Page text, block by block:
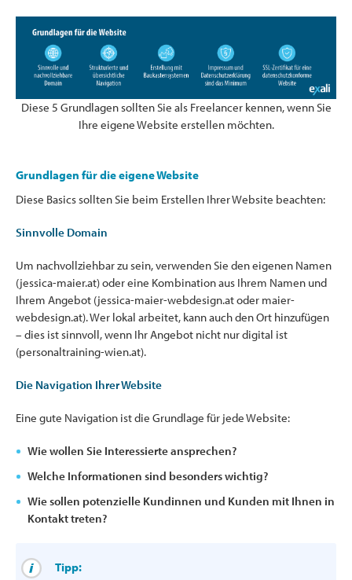
Diese 5 Grundlagen sollten Sie als Freelancer kennen, wenn Sie
Ihre eigene Website erstellen möchten.
Grundlagen für die eigene Website
Diese Basics sollten Sie beim Erstellen Ihrer Website beachten:
Sinnvolle Domain
Um nachvollziehbar zu sein, verwenden Sie den eigenen Namen
(jessica-maier.at) oder eine Kombination aus Ihrem Namen und
Ihrem Angebot (jessica-maier-webdesign.at oder maier-
webdesign.at). Wer lokal arbeitet, kann auch den Ort hinzufügen
– dies ist sinnvoll, wenn Ihr Angebot nicht nur digital ist
(personaltraining-wien.at).
Die Navigation Ihrer Website
Eine gute Navigation ist die Grundlage für jede Website:
Wie wollen Sie Interessierte ansprechen?
Welche Informationen sind besonders wichtig?
Wie sollen potenzielle Kundinnen und Kunden mit Ihnen in
Kontakt treten?
Tipp: